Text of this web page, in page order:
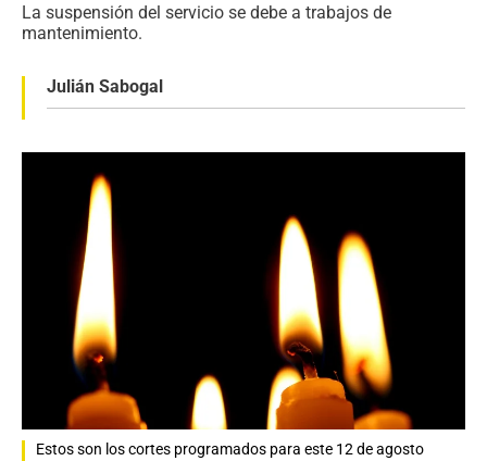
La suspensión del servicio se debe a trabajos de
mantenimiento.
Julián Sabogal
Estos son los cortes programados para este 12 de agosto